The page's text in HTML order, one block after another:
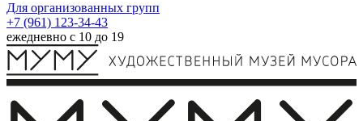
Для организованных групп
+7 (961) 123-34-43
ежедневно с 10 до 19